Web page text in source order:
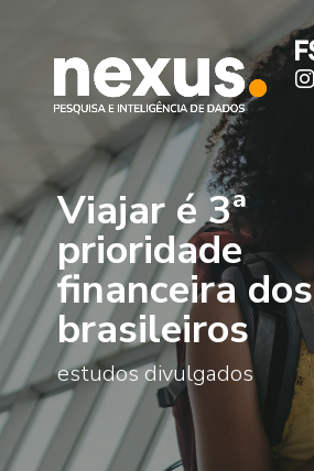
Viajar é 3ª
prioridade
financeira dos
brasileiros
estudos divulgados